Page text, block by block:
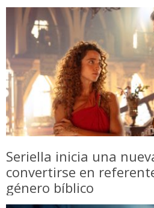
Seriella inicia una
convertirse en
género bíblico